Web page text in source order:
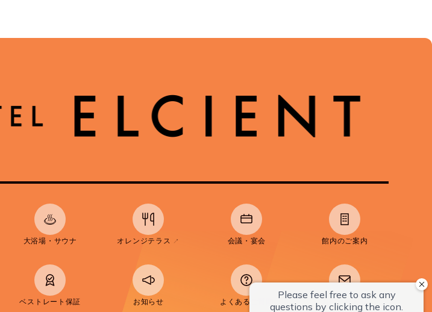
大浴場・サウナ オレンジテラス ↗ 会議・宴会 館内のご案内
ベストレート保証 お知らせ よくあるご質問
お問い合わせ